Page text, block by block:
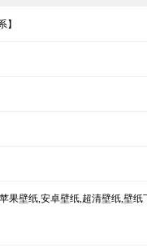
】
果壁纸,安卓壁纸,超清壁纸,壁